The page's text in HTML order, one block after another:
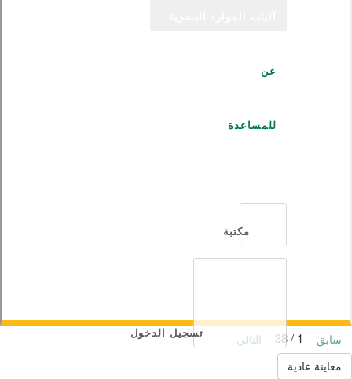
عن
للمساعدة
مكتبة
تسجيل الدخول سابق
التالي
معاينة عادية